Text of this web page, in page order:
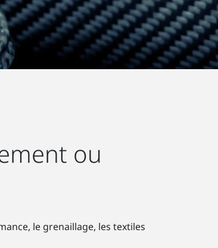
ou
le grenaillage, les textiles